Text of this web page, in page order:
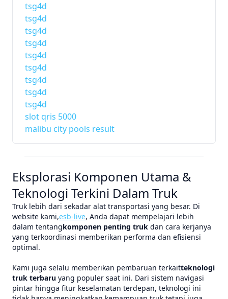
tsg4d
tsg4d
tsg4d
tsg4d
tsg4d
tsg4d
tsg4d
tsg4d
tsg4d
slot qris 5000
malibu city pools result
Eksplorasi Komponen Utama &
Teknologi Terkini Dalam Truk
Truk lebih dari sekadar alat transportasi yang besar. Di
website kami,esb-live, Anda dapat mempelajari lebih
dalam tentangkomponen penting truk dan cara kerjanya
yang terkoordinasi memberikan performa dan efisiensi
optimal.
Kami juga selalu memberikan pembaruan terkaitteknologi
truk terbaru yang populer saat ini. Dari sistem navigasi
pintar hingga fitur keselamatan terdepan, teknologi ini